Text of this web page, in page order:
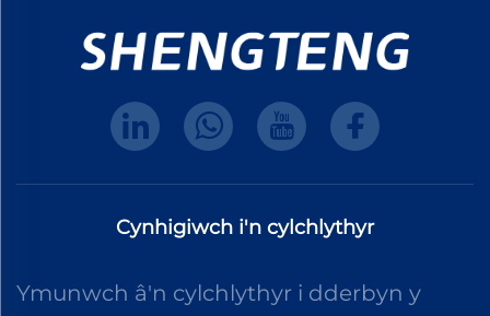
Cynhigiwch i'n cylchlythyr
Ymunwch â'n cylchlythyr i dderbyn y